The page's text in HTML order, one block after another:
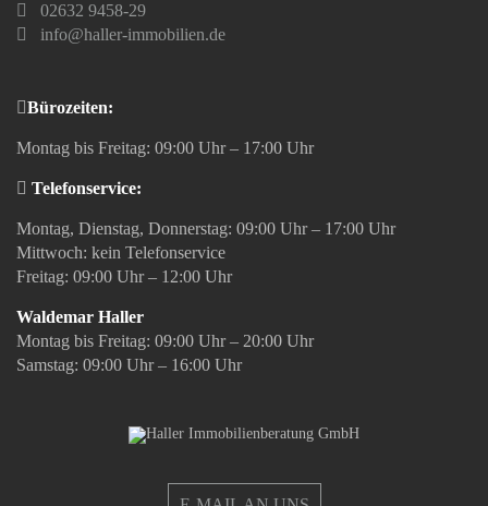
02632 9458-29
info@haller-immobilien.de
Bürozeiten:
Montag bis Freitag: 09:00 Uhr – 17:00 Uhr
Telefonservice:
Montag, Dienstag, Donnerstag: 09:00 Uhr – 17:00 Uhr
Mittwoch: kein Telefonservice
Freitag: 09:00 Uhr – 12:00 Uhr
Waldemar Haller
Montag bis Freitag: 09:00 Uhr – 20:00 Uhr
Samstag: 09:00 Uhr – 16:00 Uhr